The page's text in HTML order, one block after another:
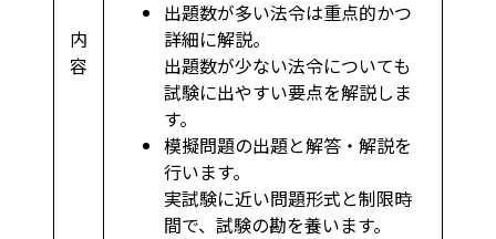
内
容
出題数が多い法令は重点的かつ
詳細に解説。
出題数が少ない法令についても
試験に出やすい要点を解説しま
す。
模擬問題の出題と解答・解説を
行います。
実試験に近い問題形式と制限時
間で、試験の勘を養います。